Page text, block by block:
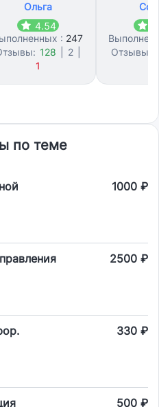
Ольга
4.54
: 247
128 2
1
Отзывы:
по теме
1000 ₽
2500 ₽
330 ₽
500 ₽